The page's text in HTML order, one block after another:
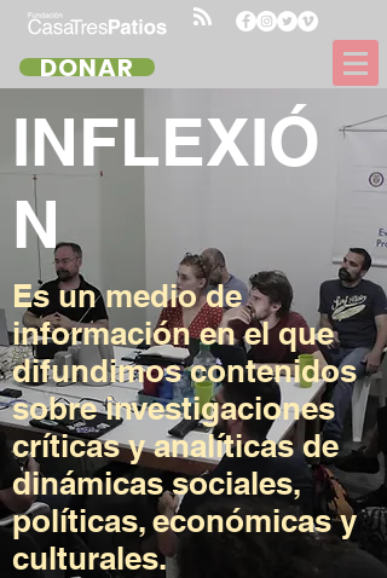
DONAR
INFLEXIÓ
N
Es un medio de
información en el que
difundimos contenidos
sobre investigaciones
críticas y analíticas de
dinámicas sociales,
políticas, económicas y
culturales.